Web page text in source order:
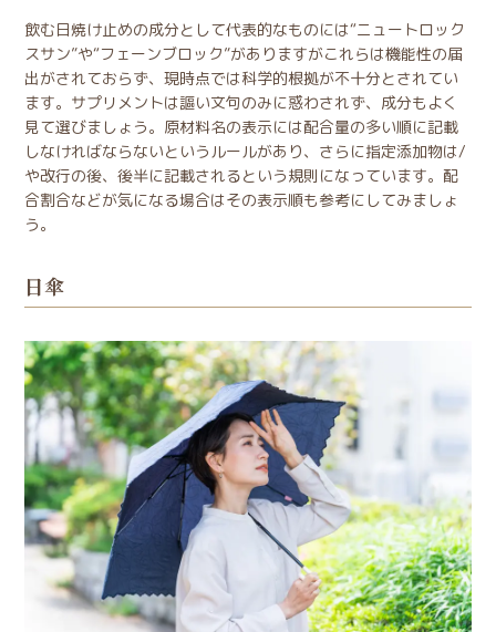
飲む日焼け止めの成分として代表的なものには“ニュートロック
スサン”や“フェーンブロック”がありますがこれらは機能性の届
出がされておらず、現時点では科学的根拠が不十分とされてい
ます。サプリメントは謳い文句のみに惑わされず、成分もよく
見て選びましょう。原材料名の表示には配合量の多い順に記載
しなければならないというルールがあり、さらに指定添加物は/
や改行の後、後半に記載されるという規則になっています。配
合割合などが気になる場合はその表示順も参考にしてみましょ
う。
日傘